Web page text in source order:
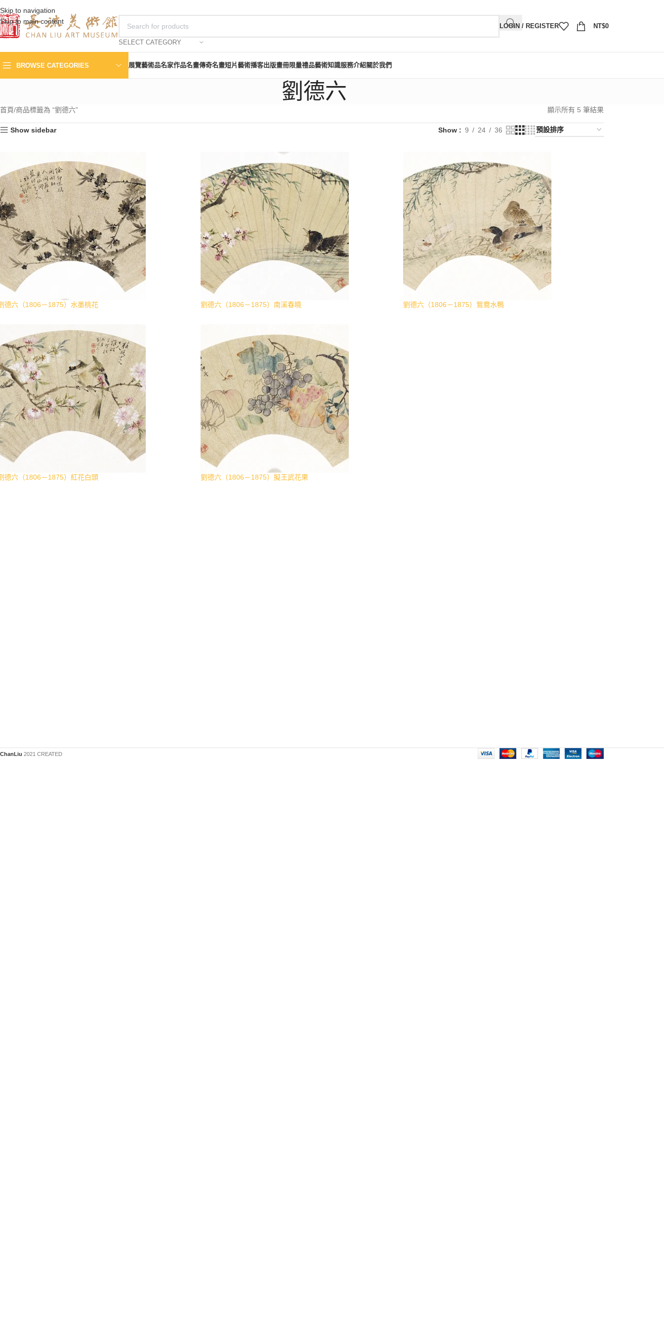
Skip to navigation
Skip to main content
SELECT CATEGORY
LOGIN / REGISTER NT$0
BROWSE CATEGORIES 展覽藝術品名家作品名畫傳奇名畫短片藝術播客出版畫冊限量禮品藝術知識服務介紹關於我們
劉德六
首頁 商品標籤為 “劉德六” 顯示所有 5 筆結果
Show sidebar Show 9 24 36
德六（1806－1875）水墨桃花 劉德六（1806－1875）南溪春曉 劉德六（1806－1875）鴛鴦水鴨
德六（1806－1875）紅花白頭 劉德六（1806－1875）擬王武花果
ChanLiu 2021 CREATED